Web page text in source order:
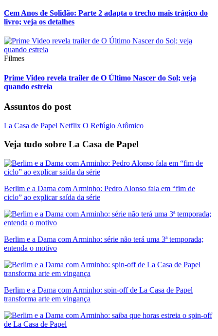
Cem Anos de Solidão: Parte 2 adapta o trecho mais trágico do
livro; veja os detalhes
Filmes
Prime Video revela trailer de O Último Nascer do Sol; veja
quando estreia
Assuntos do post
La Casa de Papel Netflix O Refúgio Atômico
Veja tudo sobre La Casa de Papel
Berlim e a Dama com Arminho: Pedro Alonso fala em “fim de
ciclo” ao explicar saída da série
Berlim e a Dama com Arminho: série não terá uma 3ª temporada;
entenda o motivo
Berlim e a Dama com Arminho: spin-off de La Casa de Papel
transforma arte em vingança